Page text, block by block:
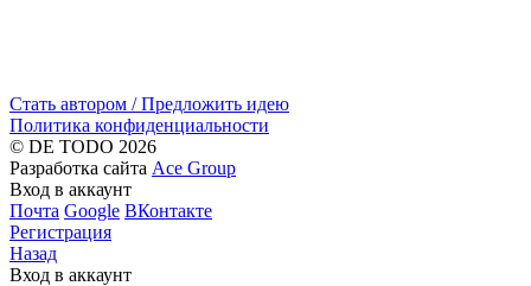
Стать автором / Предложить идею
Политика конфиденциальности
© DE TODO 2026
Разработка сайта Ace Group
Вход в аккаунт
Почта Google ВКонтакте
Регистрация
Назад
Вход в аккаунт